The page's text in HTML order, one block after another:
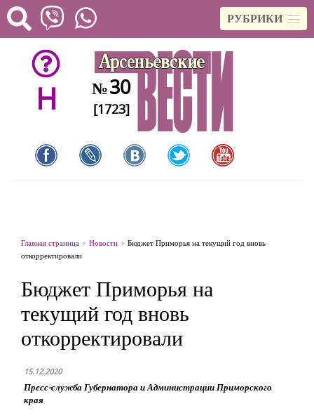
РУБРИКИ
H №30
[1723]
Главная страница Новости
Бюджет Приморья на текущий год вновь
откорректировали
Бюджет Приморья на
текущий год вновь
откорректировали
15.12.2020
Пресс-служба Губернатора и Администрации Приморского
края